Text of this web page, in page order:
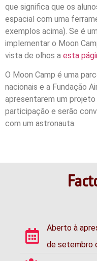
que significa que os
espacial com uma
exemplos acima). Se é
implementar o Moon
vista de olhos a esta
O Moon Camp é uma
nacionais e a Fundação
apresentarem um
participação e serão
com um astronauta.
Aberto à
de setembro